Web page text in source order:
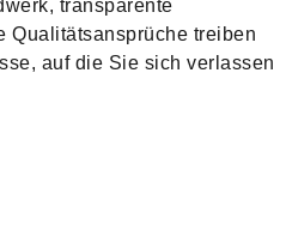
transparente
Qualitätsansprüche treiben
auf die Sie sich verlassen